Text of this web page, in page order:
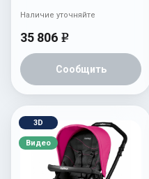
35 806 e
Сообщить
Наличие уточняйте
3D
Видео